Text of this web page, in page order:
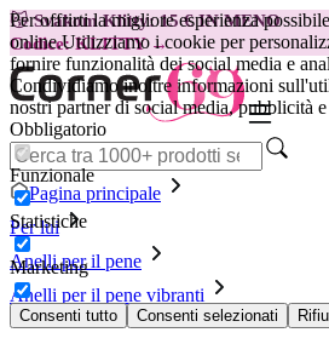
Per offrirti la migliore esperienza
online.Utilizziamo i cookie per
fornire funzionalità dei social media e
Condividiamo inoltre informazioni
nostri partner di social media, pubblicità
Obbligatorio
Funzionale
Statistiche
Marketing
Consenti tutto Consenti selezionati
😽Svakom Klitty: 15 € IN MENO
Codice: KLITTY →
Pagina principale
Per lui
Anelli per il pene
Anelli per il pene vibranti
Anello vibrante per pene regolabile